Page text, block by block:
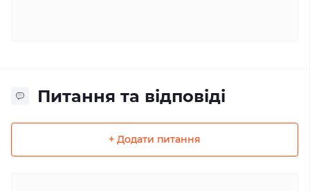
Питання та відповіді
+ Додати питання